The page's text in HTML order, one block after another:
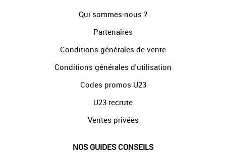
Qui sommes-nous ?
Partenaires
Conditions générales de vente
Conditions générales d'utilisation
Codes promos U23
U23 recrute
Ventes privées
NOS GUIDES CONSEILS